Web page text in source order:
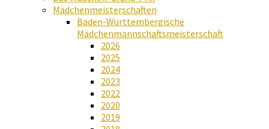
Mädchenmeisterschaften
Baden-Württembergische
Mädchenmannschaftsmeisterschaft
2026
2025
2024
2023
2022
2020
2019